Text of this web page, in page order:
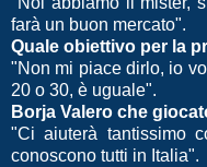
farà un buon mercato".
Quale obiettivo per la
"Non mi piace dirlo, io
20 o 30, è uguale".
Borja Valero che
"Ci aiuterà tantissimo
conoscono tutti in Italia".